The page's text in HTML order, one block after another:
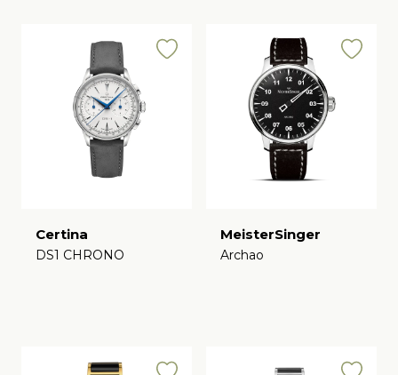
Certina
DS1 CHRONO
MeisterSinger
Archao